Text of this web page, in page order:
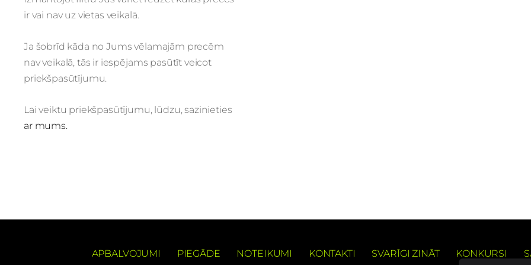
ir vai nav uz vietas veikalā.
Ja šobrīd kāda no Jums vēlamajām precēm
nav veikalā, tās ir iespējams pasūtīt veicot
priekšpasūtījumu.
Lai veiktu priekšpasūtījumu, lūdzu, sazinieties
ar mums.
APBALVOJUMI PIEGĀDE NOTEIKUMI KONTAKTI SVARĪGI ZINĀT KONKURSI